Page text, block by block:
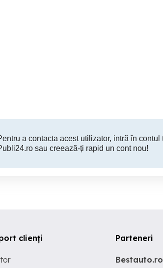
a contacta acest utilizator, intră în contul
sau creează-ți rapid un cont nou!
clienți Parteneri
Bestauto.ro